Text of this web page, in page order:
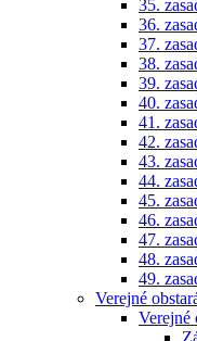
35.
36.
37.
38.
39.
40.
41.
42.
43.
44.
45.
46.
47.
48.
49.
Verejné
Verejné